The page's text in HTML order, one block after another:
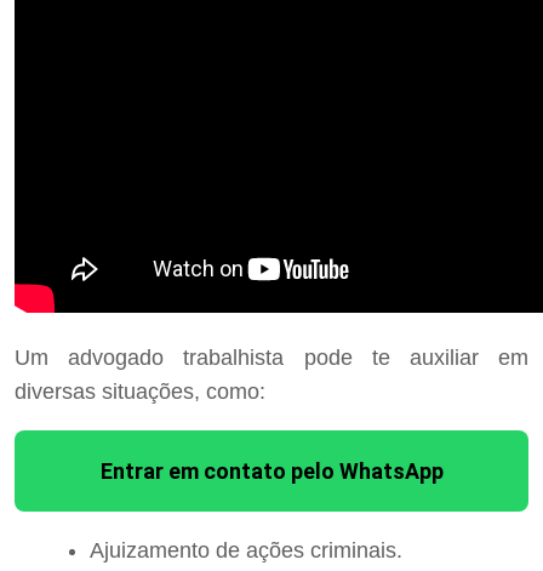
Um advogado trabalhista pode te auxiliar em
diversas situações, como:
Entrar em contato pelo WhatsApp
Ajuizamento de ações criminais.